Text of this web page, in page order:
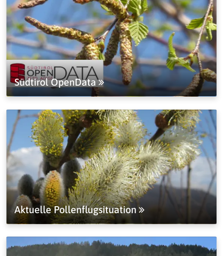
Südtirol OpenData
Aktuelle Pollenflugsituation